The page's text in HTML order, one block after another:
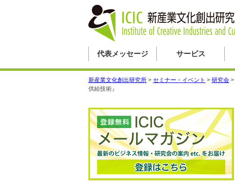
代表メッセージ サービス
新産業文化創出研究所 > セミナー・イベント > 研究会 >
供給技術』